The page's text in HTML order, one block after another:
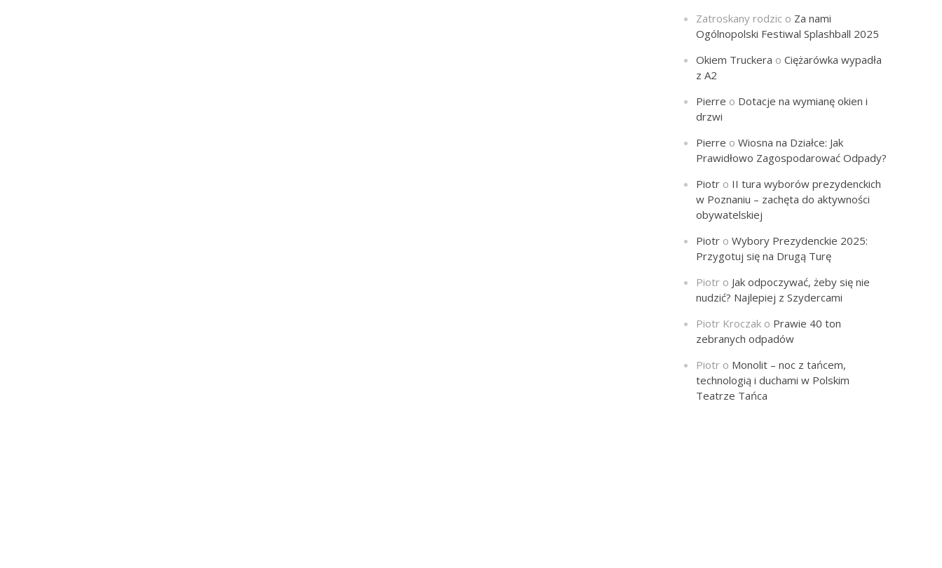
Zatroskany rodzic o Za nami
Ogólnopolski Festiwal Splashball 2025
Okiem Truckera oCiężarówka wypadła
z A2
Pierre o Dotacje na wymianę okien i
drzwi
Pierre oWiosna na Działce: Jak
Prawidłowo Zagospodarować Odpady?
Piotr o II tura wyborów prezydenckich
w Poznaniu – zachęta do aktywności
obywatelskiej
Piotr oWybory Prezydenckie 2025:
Przygotuj się na Drugą Turę
Piotr o Jak odpoczywać, żeby się nie
nudzić? Najlepiej z Szydercami
Piotr Kroczak o Prawie 40 ton
zebranych odpadów
Piotr o Monolit – noc z tańcem,
technologią i duchami w Polskim
Teatrze Tańca